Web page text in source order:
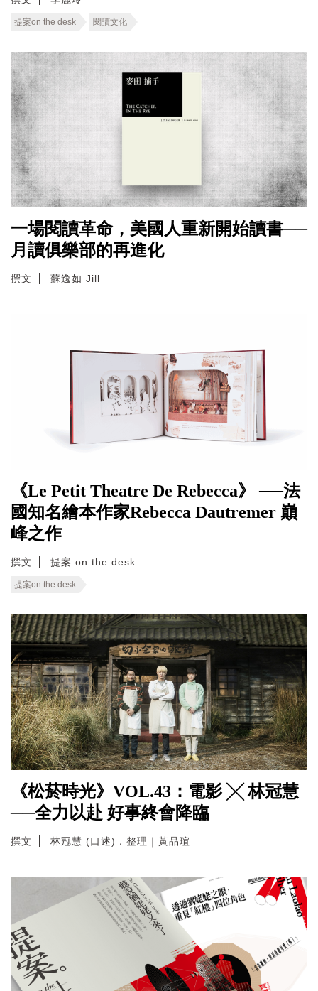
提案on the desk 閱讀文化
一場閱讀革命，美國人重新開始讀書──
月讀俱樂部的再進化
撰文 蘇逸如 Jill
《Le Petit Theatre De Rebecca》 ──法
國知名繪本作家Rebecca Dautremer 巔
峰之作
撰文 提案 on the desk
提案on the desk
《松菸時光》VOL.43：電影 ╳ 林冠慧
──全力以赴 好事終會降臨
撰文 林冠慧 (口述)．整理｜黃品瑄